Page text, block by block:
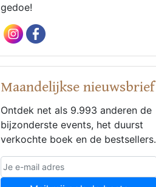
gedoe!
Maandelijkse nieuwsbrief
Ontdek net als 9.993 anderen de
bijzonderste events, het duurst
verkochte boek en de bestsellers.